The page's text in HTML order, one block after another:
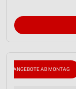
ANGEBOTE AB MONTAG